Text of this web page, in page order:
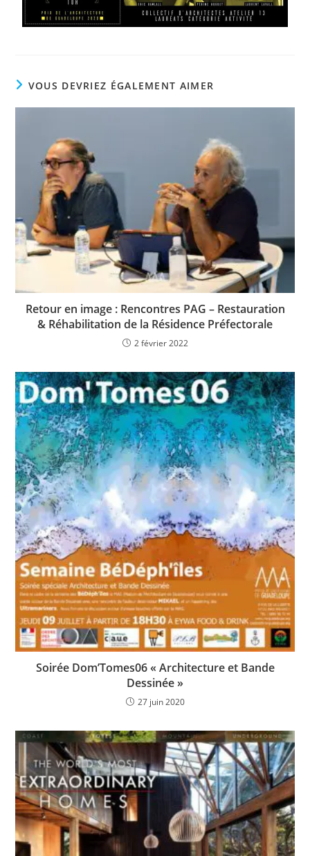
VOUS DEVRIEZ ÉGALEMENT AIMER
Retour en image : Rencontres PAG – Restauration
& Réhabilitation de la Résidence Préfectorale
2 février 2022
Soirée Dom’Tomes06 « Architecture et Bande
Dessinée »
27 juin 2020